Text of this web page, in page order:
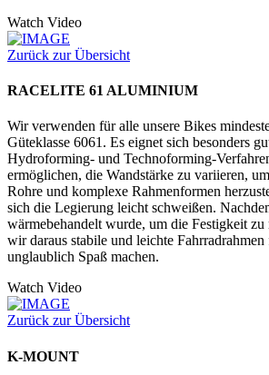
Watch Video
Zurück zur Übersicht
RACELITE 61 ALUMINIUM
Wir verwenden für alle unsere Bikes
Güteklasse 6061. Es eignet sich besonders
Hydroforming- und Technoforming-
ermöglichen, die Wandstärke zu variieren,
Rohre und komplexe Rahmenformen
sich die Legierung leicht schweißen.
wärmebehandelt wurde, um die Festigkeit
wir daraus stabile und leichte
unglaublich Spaß machen.
Watch Video
Zurück zur Übersicht
K-MOUNT